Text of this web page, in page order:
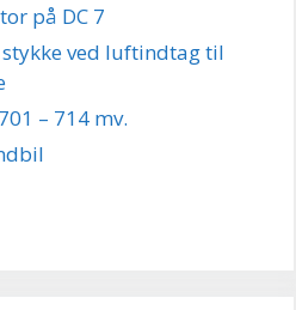
på DC 7
ved luftindtag til
– 714 mv.